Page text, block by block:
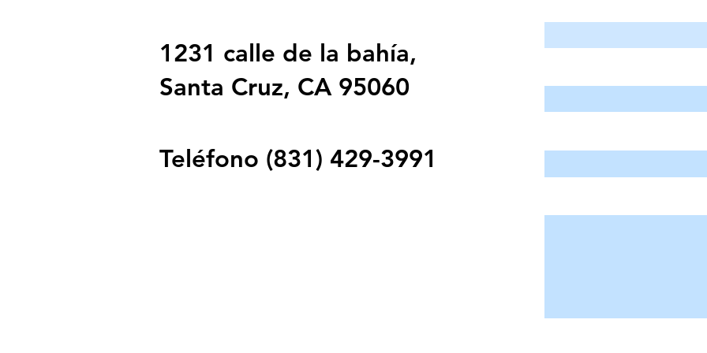
1231 calle de la bahía,
Santa Cruz, CA 95060
Teléfono (831) 429-3991